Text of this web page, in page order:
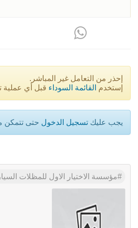
إحذر من التعامل غير المباشر.
إستخدم القائمة السوداء قبل أي عملية
يجب عليك تسجيل الدخول حتى تتمكن
مؤسسة الاختيار الاول للمظلات السيارات - تركيب برجولات الحدائق - 0535553929